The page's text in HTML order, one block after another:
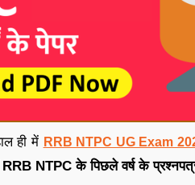
ही में RRB NTPC UG Exam
RRB NTPC के पिछले वर्ष के